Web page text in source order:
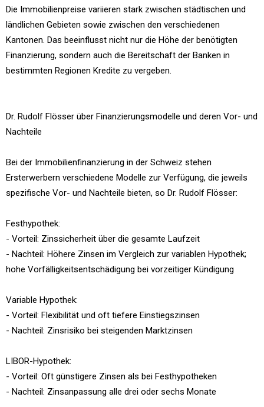
Die Immobilienpreise variieren stark zwischen städtischen und
ländlichen Gebieten sowie zwischen den verschiedenen
Kantonen. Das beeinflusst nicht nur die Höhe der benötigten
Finanzierung, sondern auch die Bereitschaft der Banken in
bestimmten Regionen Kredite zu vergeben.
Dr. Rudolf Flösser über Finanzierungsmodelle und deren Vor- und
Nachteile
Bei der Immobilienfinanzierung in der Schweiz stehen
Ersterwerbern verschiedene Modelle zur Verfügung, die jeweils
spezifische Vor- und Nachteile bieten, so Dr. Rudolf Flösser:
Festhypothek:
- Vorteil: Zinssicherheit über die gesamte Laufzeit
- Nachteil: Höhere Zinsen im Vergleich zur variablen Hypothek;
hohe Vorfälligkeitsentschädigung bei vorzeitiger Kündigung
Variable Hypothek:
- Vorteil: Flexibilität und oft tiefere Einstiegszinsen
- Nachteil: Zinsrisiko bei steigenden Marktzinsen
LIBOR-Hypothek:
- Vorteil: Oft günstigere Zinsen als bei Festhypotheken
- Nachteil: Zinsanpassung alle drei oder sechs Monate